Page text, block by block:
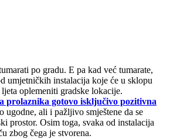
po gradu. E pa kad već tumarate,
umjetničkih instalacija koje će u sklopu
oplemeniti gradske lokacije.
prolaznika gotovo isključivo pozitivna
ugodne, ali i pažljivo smještene da se
prostor. Osim toga, svaka od instalacija
zbog čega je stvorena.